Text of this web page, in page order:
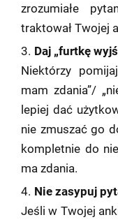
zrozumiałe
traktował Twojej
Daj „furtkę
Niektórzy
mam zdania”/
lepiej dać
nie zmuszać go
kompletnie do
ma zdania.
Nie zasypuj
Jeśli w Twojej